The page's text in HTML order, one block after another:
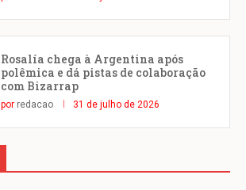
Rosalía chega à Argentina após
polêmica e dá pistas de colaboração
com Bizarrap
por redacao 31 de julho de 2026